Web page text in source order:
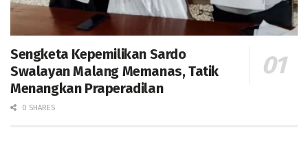
Sengketa Kepemilikan Sardo
Swalayan Malang Memanas, Tatik
Menangkan Praperadilan
0 SHARES